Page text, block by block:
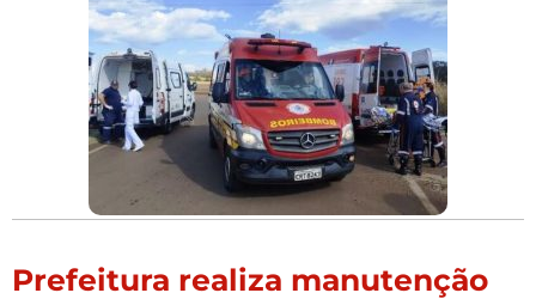
Prefeitura realiza manutenção